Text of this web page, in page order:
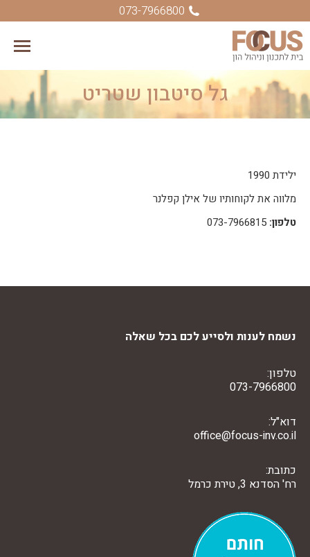
073-7966800
גל סיטבון שטריט
You are here:
ילידת 1990
מלווה את לקוחותיו של אילן קפלנר
טלפון: 073-7966815
נשמח לענות ולסייע לכם בכל שאלה
טלפון:
073-7966800
דוא"ל:
office@focus-inv.co.il
כתובת:
רח' הסדנא 3, טירת כרמל